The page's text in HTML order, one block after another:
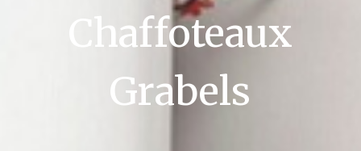
Chaffoteaux
Grabels